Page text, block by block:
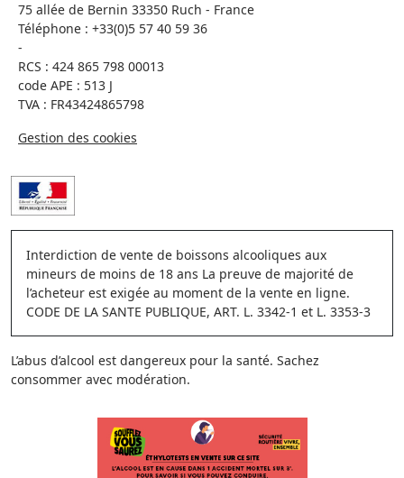
75 allée de Bernin 33350 Ruch - France
Téléphone : +33(0)5 57 40 59 36
-
RCS : 424 865 798 00013
code APE : 513 J
TVA : FR43424865798
Gestion des cookies
Interdiction de vente de boissons alcooliques aux
mineurs de moins de 18 ans La preuve de majorité de
l’acheteur est exigée au moment de la vente en ligne.
CODE DE LA SANTE PUBLIQUE, ART. L. 3342-1 et L. 3353-3
L’abus d’alcool est dangereux pour la santé. Sachez
consommer avec modération.